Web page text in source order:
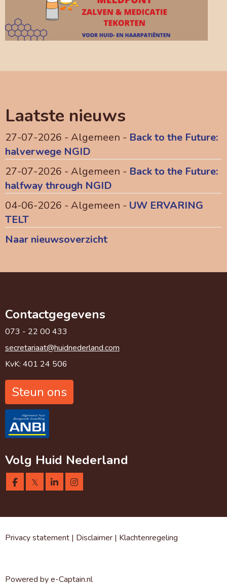
Laatste nieuws
27-07-2026 - Algemeen - Back to the Future:
halverwege NGID
27-07-2026 - Algemeen - Back to the Future:
halfway through NGID
04-06-2026 - Algemeen - UW ERVARING
TELT
Naar nieuwsoverzicht
Contactgegevens
073 - 22 00 433
taairaterces@huidnederland.com
KvK: 401 24 506
Steun ons
Volg Huid Nederland
𝕏
Privacy statement | Disclaimer | Klachtenregeling
Powered by e-Captain.nl